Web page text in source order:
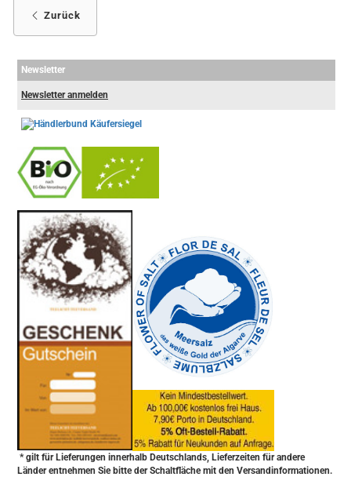
Zurück
Newsletter
Newsletter anmelden
* gilt für Lieferungen innerhalb Deutschlands, Lieferzeiten für andere
Länder entnehmen Sie bitte der Schaltfläche mit den Versandinformationen.